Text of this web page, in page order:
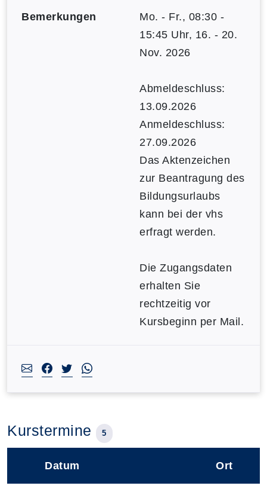
Bemerkungen
Mo. - Fr., 08:30 -
15:45 Uhr, 16. - 20.
Nov. 2026
Abmeldeschluss:
13.09.2026
Anmeldeschluss:
27.09.2026
Das Aktenzeichen
zur Beantragung des
Bildungsurlaubs
kann bei der vhs
erfragt werden.
Die Zugangsdaten
erhalten Sie
rechtzeitig vor
Kursbeginn per Mail.
Kurstermine 5
Datum Ort